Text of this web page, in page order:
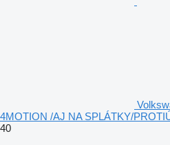
4MOTION /AJ NA SPLÁTKY/
40